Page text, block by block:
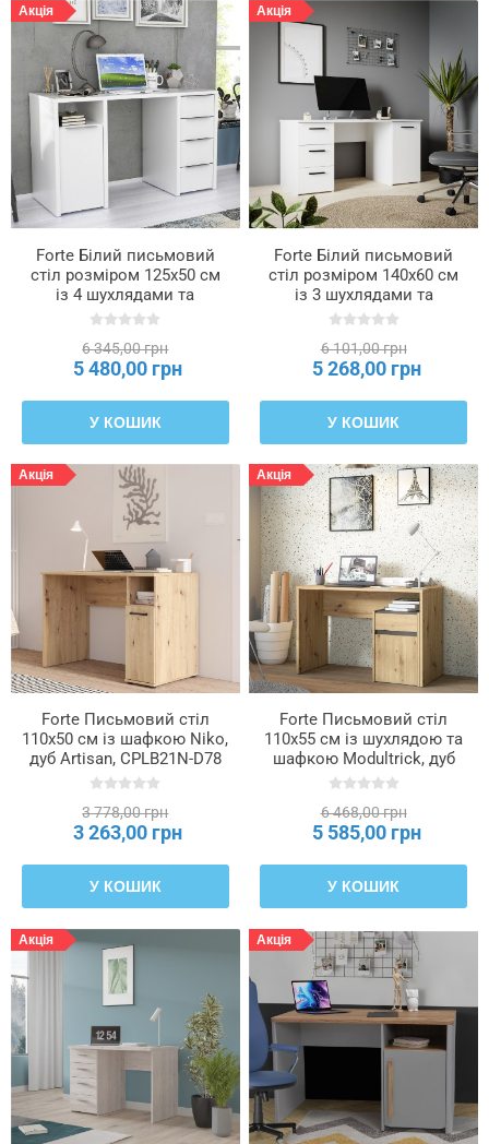
Тип
використовуваної
плити
—
боковини
Тип
використовуваної
—
верхній
вінцевий
елемент
використовуваної
плити
перегородки
Тип
використовуваної
плити
—
Тип
джерела
світла
Тип
задньої
стінки
всередині
Тип
напрямної
Тип
ніжок
Тип
окантовки
Акція
Forte Білий письмовий
стіл розміром 125x50 см
із 4 шухлядами та
шафкою, CLPB251-120
6 345,00 грн
5 480,00 грн
У КОШИК
Акція
Forte Білий письмовий
стіл розміром 140x60 см
із 3 шухлядами та
шафкою, MT311-120
6 101,00 грн
5 268,00 грн
У КОШИК
Акція
Forte Письмовий стіл
110x50 см із шафкою Niko,
дуб Artisan, CPLB21N-D78
3 778,00 грн
3 263,00 грн
У КОШИК
Акція
Forte Письмовий стіл
110x55 см із шухлядою та
шафкою Modultrick, дуб
Artisan/графіт, MDUB111-
6 468,00 грн
5 585,00 грн
У КОШИК
Акція Акція